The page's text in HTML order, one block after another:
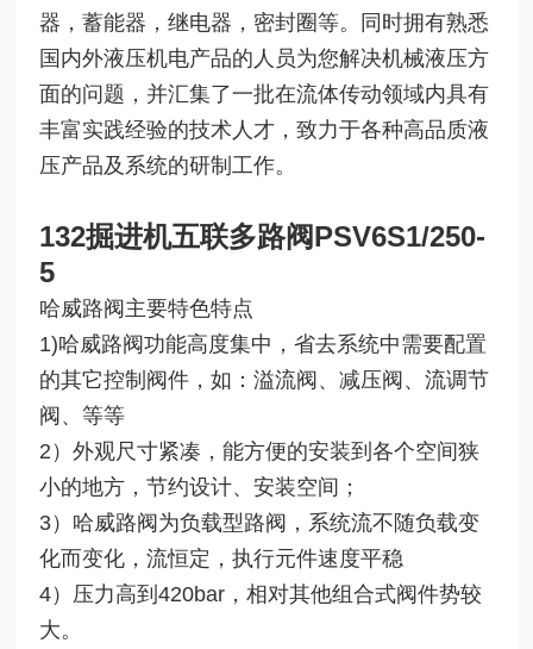
器，蓄能器，继电器，密封圈等。同时拥有熟悉
国内外液压机电产品的人员为您解决机械液压方
面的问题，并汇集了一批在流体传动领域内具有
丰富实践经验的技术人才，致力于各种高品质液
压产品及系统的研制工作。
132掘进机五联多路阀PSV6S1/250-
5
哈威路阀主要特色特点
1)哈威路阀功能高度集中，省去系统中需要配置
的其它控制阀件，如：溢流阀、减压阀、流调节
阀、等等
2）外观尺寸紧凑，能方便的安装到各个空间狭
小的地方，节约设计、安装空间；
3）哈威路阀为负载型路阀，系统流不随负载变
化而变化，流恒定，执行元件速度平稳
4）压力高到420bar，相对其他组合式阀件势较
大。